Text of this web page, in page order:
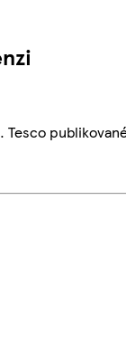
Tesco